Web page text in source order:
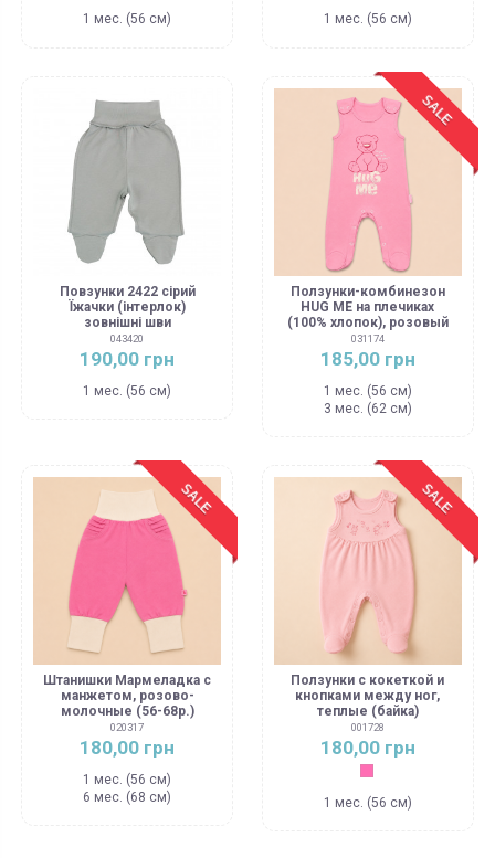
1 мес. (56 см) 1 мес. (56 см)
Повзунки 2422 сірий
Їжачки (інтерлок)
зовнішні шви
043420
190,00 грн
1 мес. (56 см)
SALE
Ползунки-комбинезон
HUG ME на плечиках
(100% хлопок), розовый
031174
185,00 грн
1 мес. (56 см)
3 мес. (62 см)
SALE
Штанишки Мармеладка с
манжетом, розово-
молочные (56-68р.)
020317
180,00 грн
1 мес. (56 см)
6 мес. (68 см)
SALE
Ползунки с кокеткой и
кнопками между ног,
теплые (байка)
001728
180,00 грн
Розовый
1 мес. (56 см)